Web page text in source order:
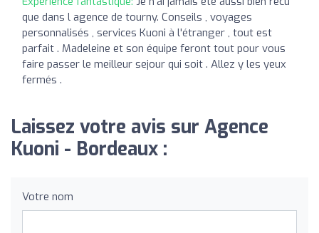
que dans l agence de tourny. Conseils , voyages
personnalisés , services Kuoni à l'étranger , tout est
parfait . Madeleine et son équipe feront tout pour vous
faire passer le meilleur sejour qui soit . Allez y les yeux
fermés .
Laissez votre avis sur Agence
Kuoni - Bordeaux :
Votre nom